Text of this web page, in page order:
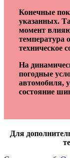
Конечные
указанных.
момент
температура
техническое
На
погодные
автомобиля,
состояние
Для